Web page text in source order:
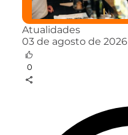
Atualidades
03 de agosto de 2026
0